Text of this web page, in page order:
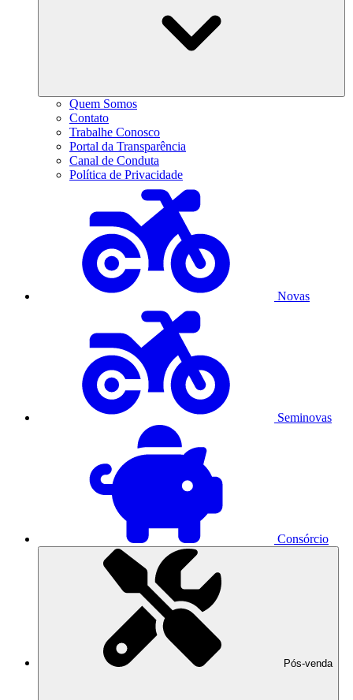
Quem Somos
Contato
Trabalhe Conosco
Portal da Transparência
Canal de Conduta
Política de Privacidade
Novas
Seminovas
Consórcio
Pós-venda